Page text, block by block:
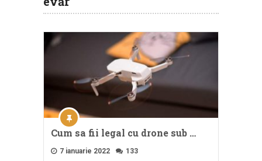
Cum sa fii legal cu drone sub …
7 ianuarie 2022 133